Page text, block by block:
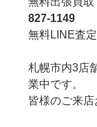
827-1149
無料LINE査
札幌市内3店
業中です。
皆様のご来店